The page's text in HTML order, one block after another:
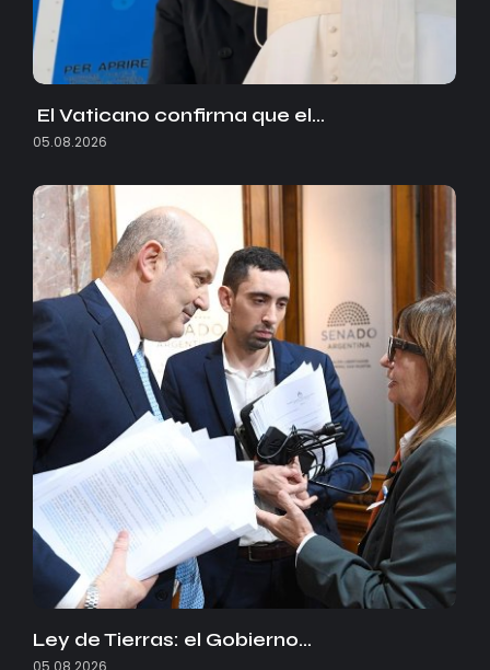
El Vaticano confirma que el…
05.08.2026
Ley de Tierras: el Gobierno…
05.08.2026